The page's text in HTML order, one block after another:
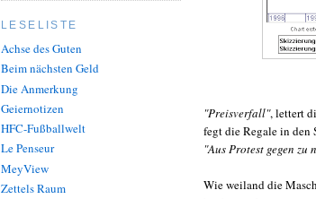
LESELISTE
Achse des Guten
Beim nächsten Geld
Die Anmerkung
Geiernotizen
HFC-Fußballwelt
Le Penseur
MeyView
Zettels Raum
"Preisverfall", lettert
fegt die Regale in den
"Aus Protest gegen
Wie weiland die